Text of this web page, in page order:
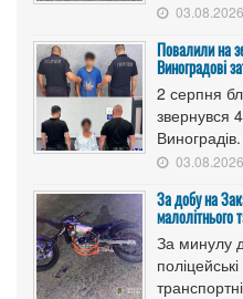
Повалили на
Виноградові
2 серпня
звернувся
За добу на
малолітнього
За минулу